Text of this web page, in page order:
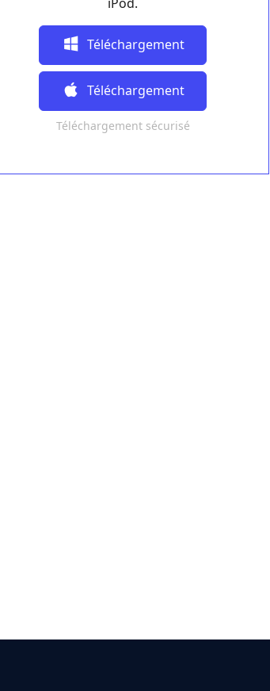
Téléchargement
Gratuit
Téléchargement
Gratuit
Téléchargement sécurisé